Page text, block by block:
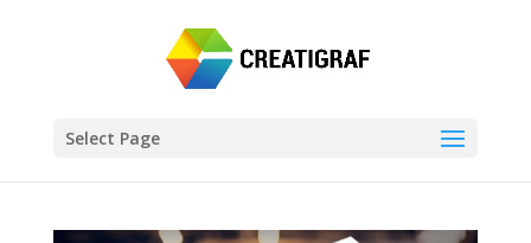
Select Page